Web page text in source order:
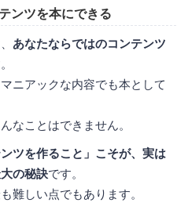
ンツを本にできる
あなたならではのコンテンツ
ニアックな内容でも本として
なことはできません。
ツを作ること」こそが、実は
の秘訣です。
難しい点でもあります。